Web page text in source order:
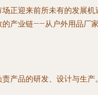
正迎来前所未有的发展
的产业链——从 户外用品厂家
产品的研发、设计与生